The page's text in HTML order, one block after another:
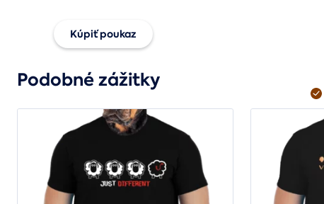
poukaz
Kúpiť poukaz
Podobné zážitky